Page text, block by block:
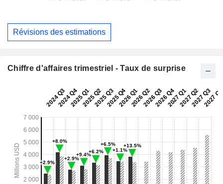
Révisions des estimations
Chiffre d'affaires trimestriel - Taux de surprise